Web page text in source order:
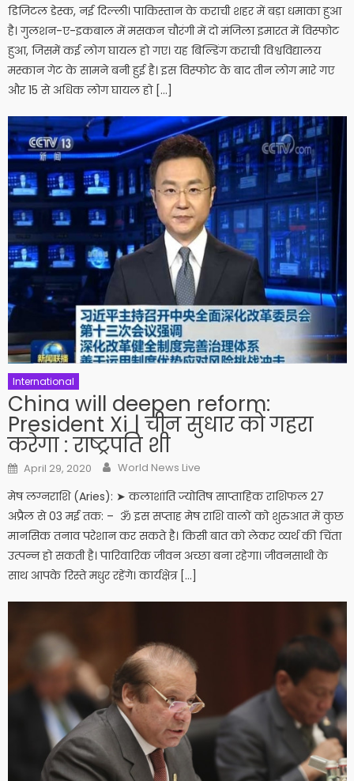
डिजिटल डेस्क, नई दिल्ली। पाकिस्तान के कराची शहर में बड़ा धमाका हुआ
है। गुलशन-ए-इकबाल में मसकन चौरंगी में दो मंजिला इमारत में विस्फोट
हुआ, जिसमें कई लोग घायल हो गए। यह बिल्डिंग कराची विश्वविद्यालय
मस्कान गेट के सामने बनी हुई है। इस विस्फोट के बाद तीन लोग मारे गए
और 15 से अधिक लोग घायल हो […]
International
China will deepen reform:
President Xi | चीन सुधार को गहरा
करेगा : राष्ट्रपति शी
Posted on
April 29, 2020 Author
World News Live
मेष लग्नराशि (Aries): ➤ कलाशांति ज्योतिष साप्ताहिक राशिफल 27
अप्रैल से 03 मई तक: – ॐ इस सप्ताह मेष राशि वालों को शुरुआत में कुछ
मानसिक तनाव परेशान कर सकते है। किसी बात को लेकर व्यर्थ की चिंता
उत्पन्न हो सकती है। पारिवारिक जीवन अच्छा बना रहेगा। जीवनसाथी के
साथ आपके रिस्ते मधुर रहेंगे। कार्यक्षेत्र […]